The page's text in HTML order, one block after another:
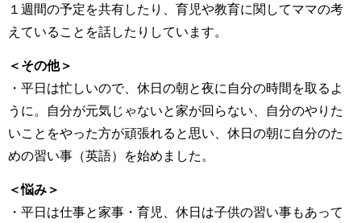
１週間の予定を共有したり、育児や教育に関してママの考
えていることを話したりしています。
＜その他＞
・平日は忙しいので、休日の朝と夜に自分の時間を取るよ
うに。自分が元気じゃないと家が回らない、自分のやりた
いことをやった方が頑張れると思い、休日の朝に自分のた
めの習い事（英語）を始めました。
＜悩み＞
・平日は仕事と家事・育児、休日は子供の習い事もあって